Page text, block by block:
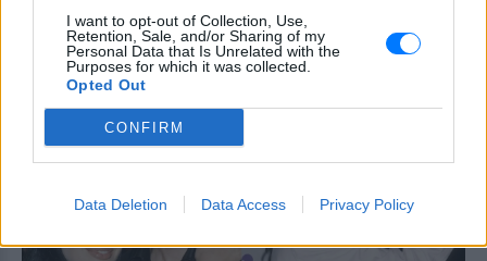
I want to opt-out of Collection, Use,
Retention, Sale, and/or Sharing of my
Personal Data that Is Unrelated with the
Purposes for which it was collected.
Opted Out
CONFIRM
Data Deletion Data Access Privacy Policy
μπικίνι με τα χρώματα της
ελληνικής σημαίας
ΠΑΡΆΞΕΝΑ ΣΉΜΕΡΑ
που δεν ήξερα ότι μου έλειπε» σημειώνει